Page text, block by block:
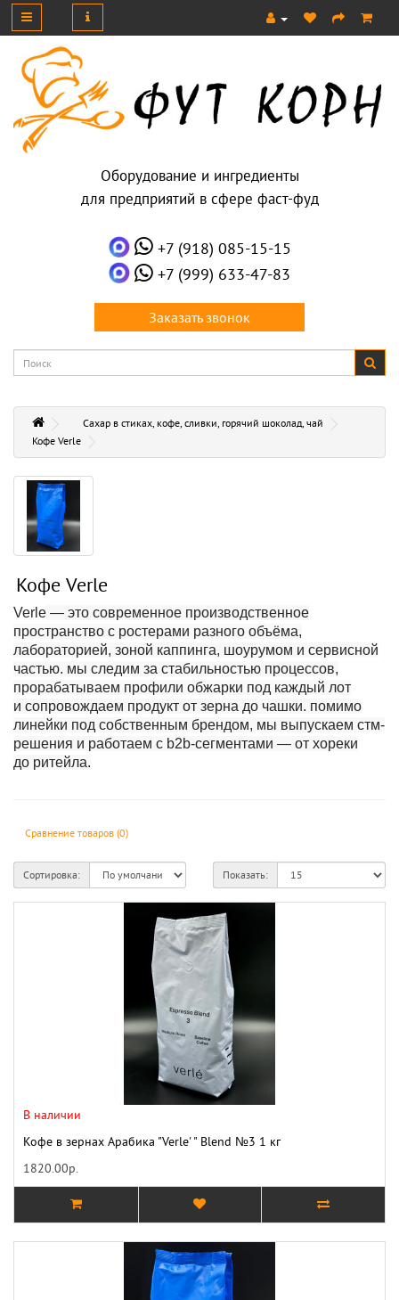
Оборудование и ингредиенты
для предприятий в сфере фаст-фуд
+7 (918) 085-15-15
+7 (999) 633-47-83
Заказать звонок
Сахар в стиках, кофе, сливки, горячий шоколад, чай
Кофе Verle
Кофе Verle
Verle — это современное производственное
пространство с ростерами разного объёма,
лабораторией, зоной каппинга, шоурумом и сервисной
частью. мы следим за стабильностью процессов,
прорабатываем профили обжарки под каждый лот
и сопровождаем продукт от зерна до чашки. помимо
линейки под собственным брендом, мы выпускаем стм-
решения и работаем с b2b-сегментами — от хореки
до ритейла.
Сравнение товаров (0)
Сортировка: Показать:
В наличии
Кофе в зернах Арабика "Verle' " Blend №3 1 кг
1820.00р.